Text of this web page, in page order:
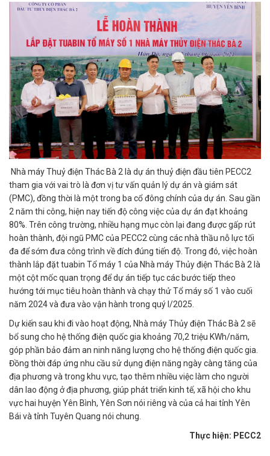
Nhà máy Thuỷ điện Thác Bà 2 là dự án thuỷ điện đầu tiên PECC2
tham gia với vai trò là đơn vị tư vấn quản lý dự án và giám sát
(PMC), đồng thời là một trong ba cổ đông chính của dự án. Sau gần
2 năm thi công, hiện nay tiến độ công việc của dự án đạt khoảng
80%. Trên công trường, nhiều hạng mục còn lại đang được gấp rút
hoàn thành, đội ngũ PMC của PECC2 cùng các nhà thầu nỗ lực tối
đa để sớm đưa công trình về đích đúng tiến độ. Trong đó, việc hoàn
thành lắp đặt tuabin Tổ máy 1 của Nhà máy Thủy điện Thác Bà 2 là
một cột mốc quan trọng để dự án tiếp tục các bước tiếp theo
hướng tới mục tiêu hoàn thành và chạy thử Tổ máy số 1 vào cuối
năm 2024 và đưa vào vận hành trong quý I/2025.
Dự kiến sau khi đi vào hoạt động, Nhà máy Thủy điện Thác Bà 2 sẽ
bổ sung cho hệ thống điện quốc gia khoảng 70,2 triệu KWh/năm,
góp phần bảo đảm an ninh năng lượng cho hệ thống điện quốc gia.
Đồng thời đáp ứng nhu cầu sử dụng điện năng ngày càng tăng của
địa phương và trong khu vực, tạo thêm nhiều việc làm cho người
dân lao động ở địa phương, giúp phát triển kinh tế, xã hội cho khu
vực hai huyện Yên Bình, Yên Sơn nói riêng và của cả hai tỉnh Yên
Bái và tỉnh Tuyên Quang nói chung.
Thực hiện: PECC2